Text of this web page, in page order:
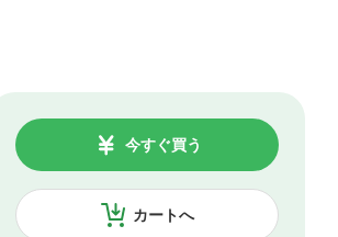
カートへ
今すぐ買う